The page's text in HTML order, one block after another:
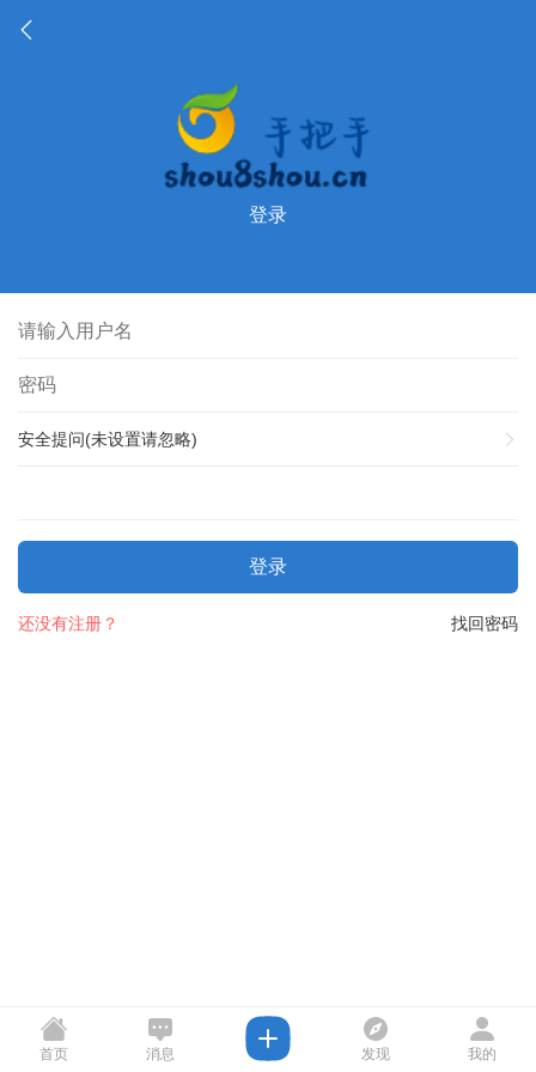
登录
安全提问(未设置请忽略)
登录
找回密码
还没有注册？
首页 消息 发现 我的